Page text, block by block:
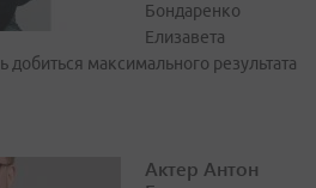
Бондаренко
Елизавета
добиться максимального результата
Актер Антон